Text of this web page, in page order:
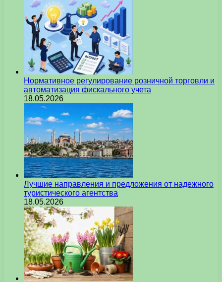
Нормативное регулирование розничной торговли и
автоматизация фискального учета
18.05.2026
Лучшие направления и предложения от надежного
туристического агентства
18.05.2026